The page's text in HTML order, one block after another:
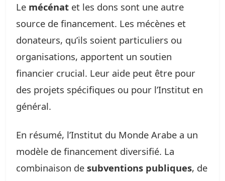
Le mécénat et les dons sont une autre
source de financement. Les mécènes et
donateurs, qu’ils soient particuliers ou
organisations, apportent un soutien
financier crucial. Leur aide peut être pour
des projets spécifiques ou pour l’Institut en
général.
En résumé, l’Institut du Monde Arabe a un
modèle de financement diversifié. La
combinaison de subventions publiques, de